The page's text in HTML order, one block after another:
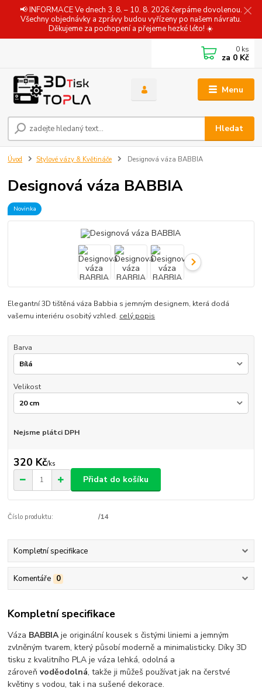
📢 INFORMACE Ve dnech 3. 8. – 10. 8. 2026 čerpáme dovolenou.
Všechny objednávky a zprávy budou vyřízeny po našem návratu.
Děkujeme za pochopení a přejeme hezké léto! ☀️
Menu
Hledat
0 ks
za 0 Kč
Úvod Stylové vázy & Květináče Designová váza BABBIA
Designová váza BABBIA
Novinka
Elegantní 3D tištěná váza Babbia s jemným designem, která dodá
vašemu interiéru osobitý vzhled. celý popis
Barva
Velikost
Nejsme plátci DPH
320 Kč/ks
Přidat do košíku
Číslo produktu: /14
Kompletní specifikace
Komentáře 0
Kompletní specifikace
Váza BABBIAje originální kousek s čistými liniemi a jemným
zvlněným tvarem, který působí moderně a minimalisticky. Díky 3D
tisku z kvalitního PLA je váza lehká, odolná a
zároveňvoděodolná, takže ji můžeš používat jak na čerstvé
květiny s vodou, tak i na sušené dekorace.